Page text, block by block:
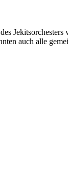
auch alle